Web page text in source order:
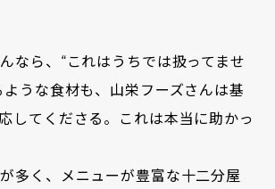
なら、“これはうちでは扱ってませ
ような食材も、山栄フーズさんは基
してくださる。これは本当に助かっ
多く、メニューが豊富な十二分屋